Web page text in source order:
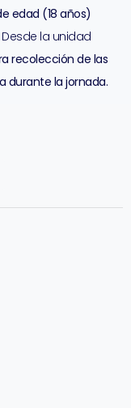
edad (18 años)
Desde la unidad
recolección de las
durante la jornada.